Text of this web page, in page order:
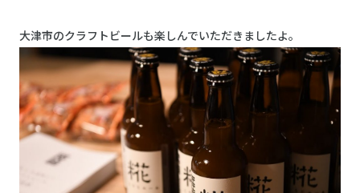
大津市のクラフトビールも楽しんでいただきましたよ。